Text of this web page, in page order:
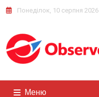
Понеділок, 10 серпня 2026
Меню